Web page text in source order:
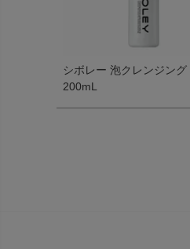
シボレー 泡クレンジング
200mL